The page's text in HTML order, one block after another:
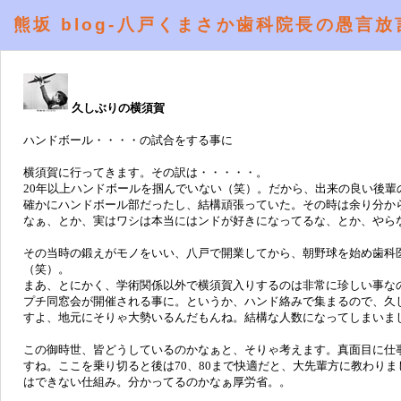
熊坂 blog-八戸くまさか歯科院長の愚言
久しぶりの横須賀
ハンドボール・・・・の試合をする事に
横須賀に行ってきます。その訳は・・・・・。
20年以上ハンドボールを掴んでいない（笑）。だから、出来の良い後
確かにハンドボール部だったし、結構頑張っていた。その時は余り分
なぁ、とか、実はワシは本当にはンドが好きになってるな、とか、や
その当時の鍛えがモノをいい、八戸で開業してから、朝野球を始め歯
（笑）。
まあ、とにかく、学術関係以外で横須賀入りするのは非常に珍しい事
プチ同窓会が開催される事に。というか、ハンド絡みで集まるので、
すよ、地元にそりゃ大勢いるんだもんね。結構な人数になってしまい
この御時世、皆どうしているのかなぁと、そりゃ考えます。真面目に
すね。ここを乗り切ると後は70、80まで快適だと、大先輩方に教わり
はできない仕組み。分かってるのかなぁ厚労省。。